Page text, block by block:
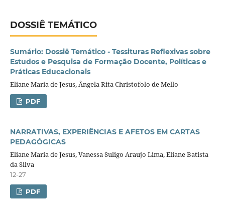
DOSSIÊ TEMÁTICO
Sumário: Dossiê Temático - Tessituras Reflexivas sobre
Estudos e Pesquisa de Formação Docente, Políticas e
Práticas Educacionais
Eliane Maria de Jesus, Ângela Rita Christofolo de Mello
PDF
NARRATIVAS, EXPERIÊNCIAS E AFETOS EM CARTAS
PEDAGÓGICAS
Eliane Maria de Jesus, Vanessa Suligo Araujo Lima, Eliane Batista
da Silva
12-27
PDF